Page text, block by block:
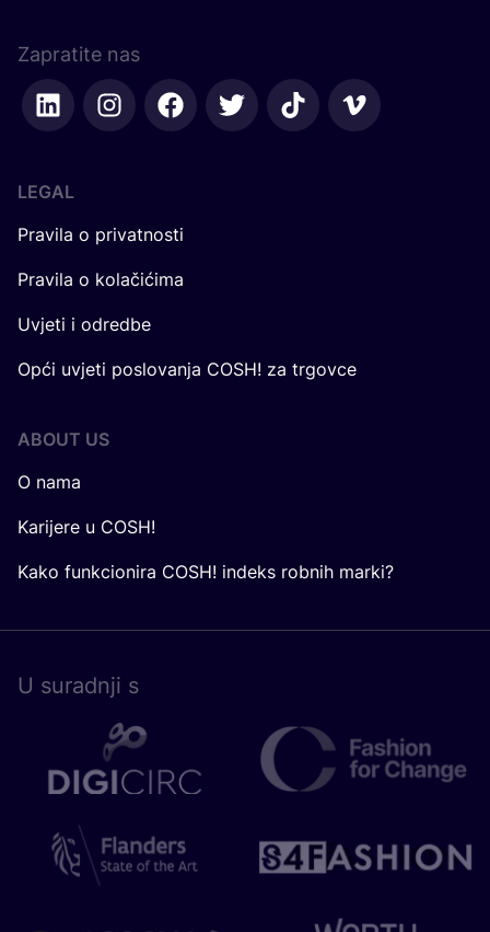
Zapratite nas
LEGAL
Pravila o privatnosti
Pravila o kolačićima
Uvjeti i odredbe
Opći uvjeti poslovanja COSH! za trgovce
ABOUT US
O nama
Karijere u COSH!
Kako funkcionira COSH! indeks robnih marki?
U surad­nji s